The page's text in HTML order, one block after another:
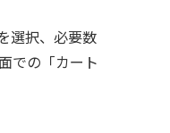
選択、必要数
での「カート